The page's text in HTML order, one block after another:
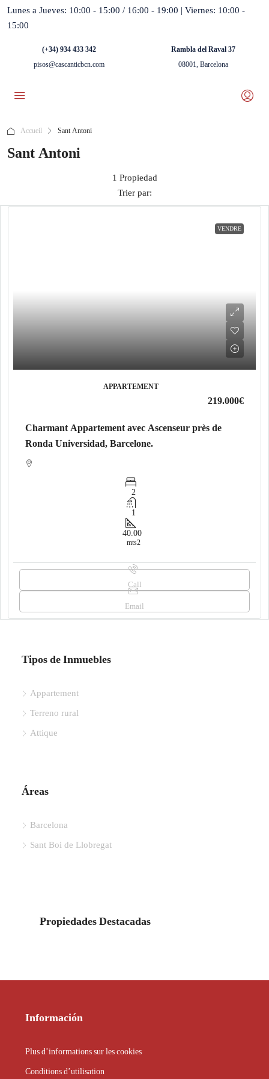
Lunes a Jueves: 10:00 - 15:00 / 16:00 - 19:00 | Viernes: 10:00 -
15:00
(+34) 934 433 342
pisos@cascanticbcn.com
Rambla del Raval 37
08001, Barcelona
Accueil Sant Antoni
Sant Antoni
1 Propiedad
Trier par:
VENDRE
APPARTEMENT
219.000€
Charmant Appartement avec Ascenseur près de
Ronda Universidad, Barcelone.
2
1
40.00
mts2
Call
Email
Tipos de Inmuebles
Appartement
Terreno rural
Attique
Áreas
Barcelona
Sant Boi de Llobregat
Propiedades Destacadas
Información
Plus d’informations sur les cookies
Conditions d’utilisation